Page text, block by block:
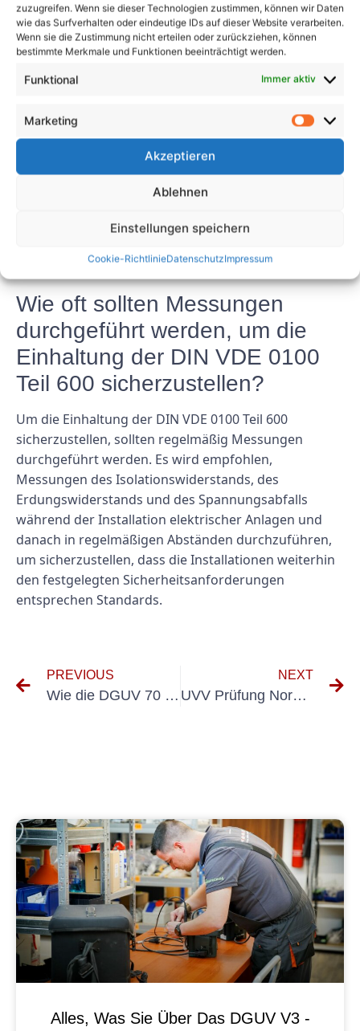
zuzugreifen. Wenn sie dieser Technologien zustimmen, können wir Daten
wie das Surfverhalten oder eindeutige IDs auf dieser Website verarbeiten.
Wenn sie die Zustimmung nicht erteilen oder zurückziehen, können
bestimmte Merkmale und Funktionen beeinträchtigt werden.
Funktional Immer aktiv
Marketing
Akzeptieren
Ablehnen
Einstellungen speichern
Cookie-RichtlinieDatenschutzImpressum
Messvorschriften der DIN VDE
0100 Teil 600?
Die Nichtbeachtung der Messvorschriften der DIN
Sicherheitsrisiken wie elektrischen Störungen,
Bränden und Stromschlägen führen. Wenn der
Isolationswiderstand, der Erdungswiderstand und
der Spannungsabfall nicht gemessen werden, laufen
installieren, die nicht den festgelegten
Bewohner von Gebäuden gefährdet werden.
Wie oft sollten Messungen
durchgeführt werden, um die
Einhaltung der DIN VDE 0100
Teil 600 sicherzustellen?
Um die Einhaltung der DIN VDE 0100 Teil 600
sicherzustellen, sollten regelmäßig Messungen
durchgeführt werden. Es wird empfohlen,
Messungen des Isolationswiderstands, des
Erdungswiderstands und des Spannungsabfalls
während der Installation elektrischer Anlagen und
danach in regelmäßigen Abständen durchzuführen,
um sicherzustellen, dass die Installationen weiterhin
den festgelegten Sicherheitsanforderungen
entsprechen Standards.
PREVIOUS
Wie die DGUV 70 UVV die Sicherheitsstandards am Arbeitsplatz verbessern kann
NEXT
UVV Prüfung Nordhausen: Was Unternehmen wissen müssen
Alles, Was Sie Über Das DGUV V3 -